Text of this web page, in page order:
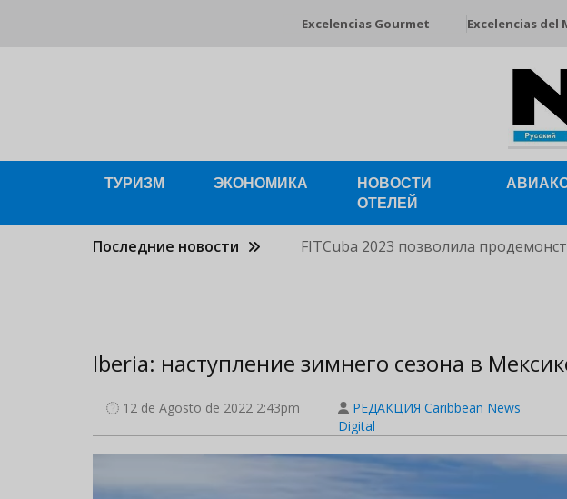
Excelencias Gourmet Excelencias del
ТУРИЗМ ЭКОНОМИКА
НОВОСТИ
ОТЕЛЕЙ
Последние новости FITCuba 2023 позволила
Iberia: наступление зимнего сезона в
12 de Agosto de 2022 2:43pm
РЕДАКЦИЯ Caribbean News
Digital